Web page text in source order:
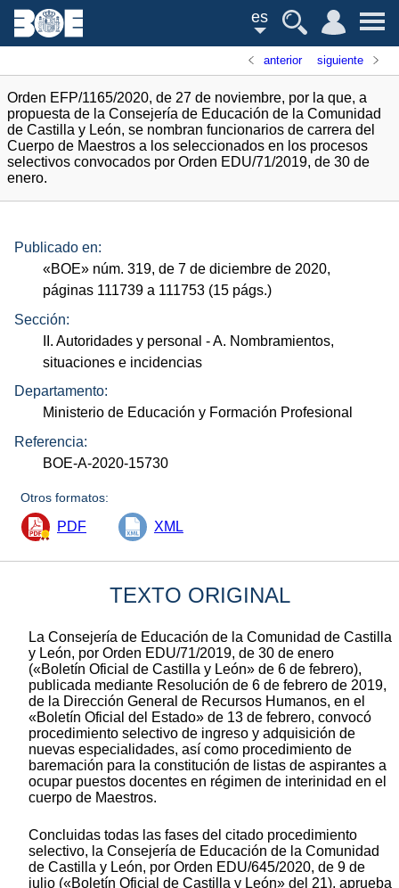
es
anterior siguiente
Orden EFP/1165/2020, de 27 de noviembre, por la que, a
propuesta de la Consejería de Educación de la Comunidad
de Castilla y León, se nombran funcionarios de carrera del
Cuerpo de Maestros a los seleccionados en los procesos
selectivos convocados por Orden EDU/71/2019, de 30 de
enero.
Publicado en:
«BOE» núm. 319, de 7 de diciembre de 2020,
páginas 111739 a 111753 (15 págs.)
Sección:
II. Autoridades y personal - A. Nombramientos,
situaciones e incidencias
Departamento:
Ministerio de Educación y Formación Profesional
Referencia:
BOE-A-2020-15730
Otros formatos:
PDF XML
TEXTO ORIGINAL
La Consejería de Educación de la Comunidad de Castilla
y León, por Orden EDU/71/2019, de 30 de enero
(«Boletín Oficial de Castilla y León» de 6 de febrero),
publicada mediante Resolución de 6 de febrero de 2019,
de la Dirección General de Recursos Humanos, en el
«Boletín Oficial del Estado» de 13 de febrero, convocó
procedimiento selectivo de ingreso y adquisición de
nuevas especialidades, así como procedimiento de
baremación para la constitución de listas de aspirantes a
ocupar puestos docentes en régimen de interinidad en el
cuerpo de Maestros.
Concluidas todas las fases del citado procedimiento
selectivo, la Consejería de Educación de la Comunidad
de Castilla y León, por Orden EDU/645/2020, de 9 de
julio («Boletín Oficial de Castilla y León» del 21), aprueba